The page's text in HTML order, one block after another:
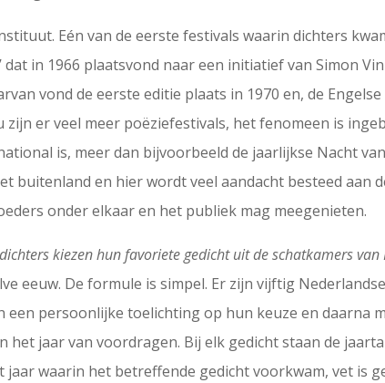
Eén van de eerste festivals waarin dichters
dat in 1966 plaatsvond naar een initiatief van Simon
vond de eerste editie plaats in 1970 en, de
er veel meer poëziefestivals, het fenomeen is
is, meer dan bijvoorbeeld de jaarlijkse Nacht
buitenland en hier wordt veel aandacht besteed aan
onder elkaar en het publiek mag meegenieten.
kiezen hun favoriete gedicht uit de schatkamers
eeuw. De formule is simpel. Er zijn vijftig
een persoonlijke toelichting op hun keuze en daarna
het jaar van voordragen. Bij elk gedicht staan de
waarin het betreffende gedicht voorkwam, vet is